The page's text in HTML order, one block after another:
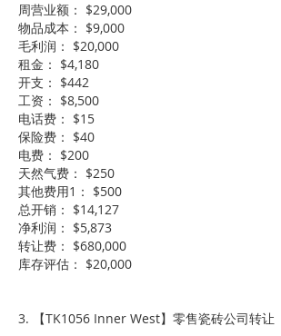
周营业额： $29,000
物品成本： $9,000
毛利润： $20,000
租金： $4,180
开支： $442
工资： $8,500
电话费： $15
保险费： $40
电费： $200
天然气费： $250
其他费用1： $500
总开销： $14,127
净利润： $5,873
转让费： $680,000
库存评估： $20,000
3.
【TK1056 Inner West】零售瓷砖公司转让